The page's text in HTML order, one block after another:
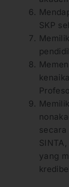
SKP
secara
yang